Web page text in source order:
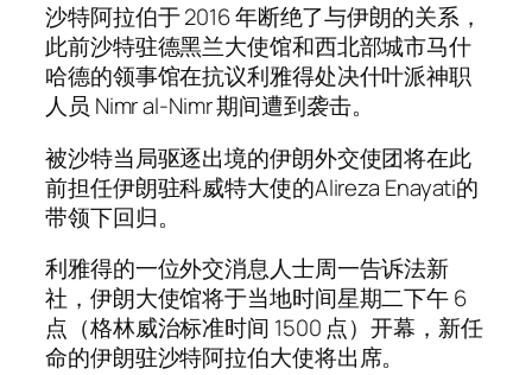
沙特阿拉伯于 2016 年断绝了与伊朗的关系，
此前沙特驻德黑兰大使馆和西北部城市马什
哈德的领事馆在抗议利雅得处决什叶派神职
人员 Nimr al-Nimr 期间遭到袭击。
被沙特当局驱逐出境的伊朗外交使团将在此
前担任伊朗驻科威特大使的Alireza Enayati的
带领下回归。
利雅得的一位外交消息人士周一告诉法新
社，伊朗大使馆将于当地时间星期二下午 6
点（格林威治标准时间 1500 点）开幕，新任
命的伊朗驻沙特阿拉伯大使将出席。